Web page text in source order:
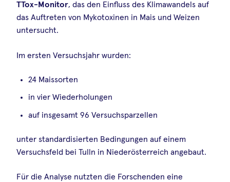
TTox-Monitor, das den Einfluss des Klimawandels auf
das Auftreten von Mykotoxinen in Mais und Weizen
untersucht.
Im ersten Versuchsjahr wurden:
24 Maissorten
in vier Wiederholungen
auf insgesamt 96 Versuchsparzellen
unter standardisierten Bedingungen auf einem
Versuchsfeld bei Tulln in Niederösterreich angebaut.
Für die Analyse nutzten die Forschenden eine